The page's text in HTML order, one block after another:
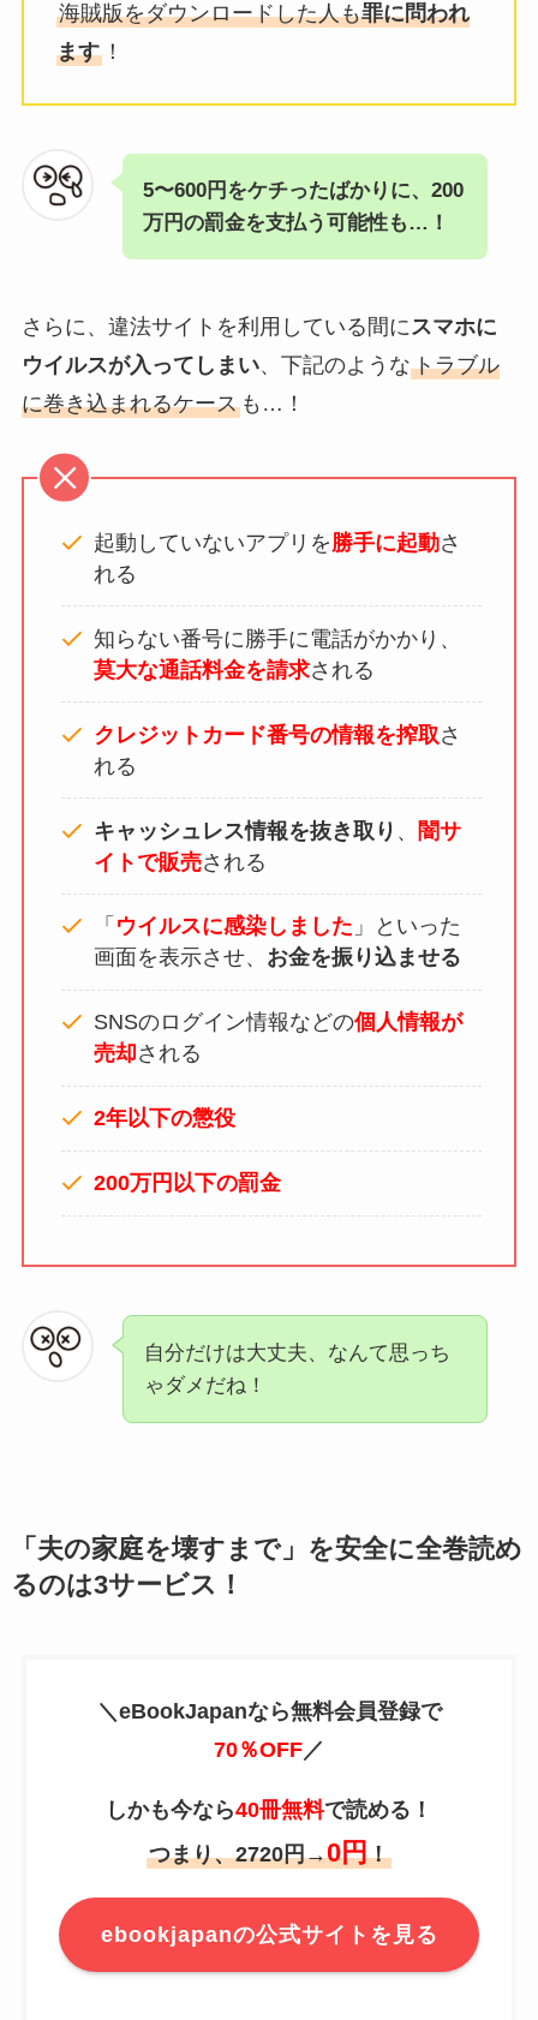
海賊版をダウンロードした人も罪に問われ
ます！
5〜600円をケチったばかりに、200
万円の罰金を支払う可能性も…！
さらに、違法サイトを利用している間に スマホに
ウイルスが入ってしまい、下記のようなトラブル
に巻き込まれるケースも…！
起動していないアプリを勝手に起動さ
れる
知らない番号に勝手に電話がかかり、
莫大な通話料金を請求される
クレジットカード番号の情報を搾取さ
れる
キャッシュレス情報を抜き取り 、 闇サ
イトで販売される
「 ウイルスに感染しました 」といった
画面を表示させ、 お金を振り込ませる
SNSのログイン情報などの個人情報が
売却される
2年以下の懲役
200万円以下の罰金
自分だけは大丈夫、なんて思っち
ゃダメだね！
「夫の家庭を壊すまで」を安全に全巻読め
るのは3サービス！
＼eBookJapanなら無料会員登録で
70％OFF／
しかも今なら40冊無料で読める！
つまり、2720円→0円！
ebookjapanの公式サイトを見る